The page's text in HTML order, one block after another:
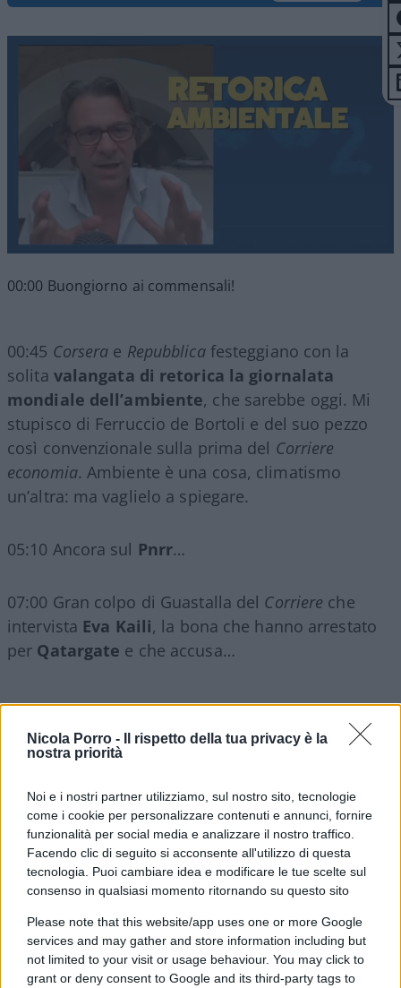
Nicola Porro -
Il rispetto della tua privacy è la
nostra priorità
Noi e i nostri partner utilizziamo, sul nostro sito, tecnologie
come i cookie per personalizzare contenuti e annunci, fornire
funzionalità per social media e analizzare il nostro traffico.
Facendo clic di seguito si acconsente all'utilizzo di questa
tecnologia. Puoi cambiare idea e modificare le tue scelte sul
consenso in qualsiasi momento ritornando su questo sito
Please note that this website/app uses one or more Google
services and may gather and store information including but
not limited to your visit or usage behaviour. You may click to
grant or deny consent to Google and its third-party tags to
00:00 Buongiorno ai commensali!
00:45 Corsera e Repubblicafesteggiano con la
solita valangata di retorica la giornalata
mondiale dell’ambiente, che sarebbe oggi. Mi
stupisco di Ferruccio de Bortoli e del suo pezzo
così convenzionale sulla prima del Corriere
economia. Ambiente è una cosa, climatismo
un’altra: ma vaglielo a spiegare.
05:10 Ancora sul Pnrr…
07:00 Gran colpo di Guastalla del Corriere che
intervista Eva Kaili, la bona che hanno arrestato
per Qatargate e che accusa…
08:29 Ma la più bella è laStampa: “Destra
all’attacco dell’Antimafia”. Questi bevono e di
semmai è sotto attacco il solo Melillo: non per
sminuire. E poi quale sarebbe l’attacco: Gasparri
che dice che tre procuratori antimafia sono stati
eletti a sinistra: il che è vero. Il presidente
dell’Anm intervistato dalla Milella: tono delle
domande: Questo esecutivo è allergico agli esami,
che ne pensa Santalucia…..